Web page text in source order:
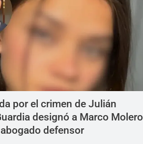
por el crimen de Julián
designó a Marco Molero
defensor